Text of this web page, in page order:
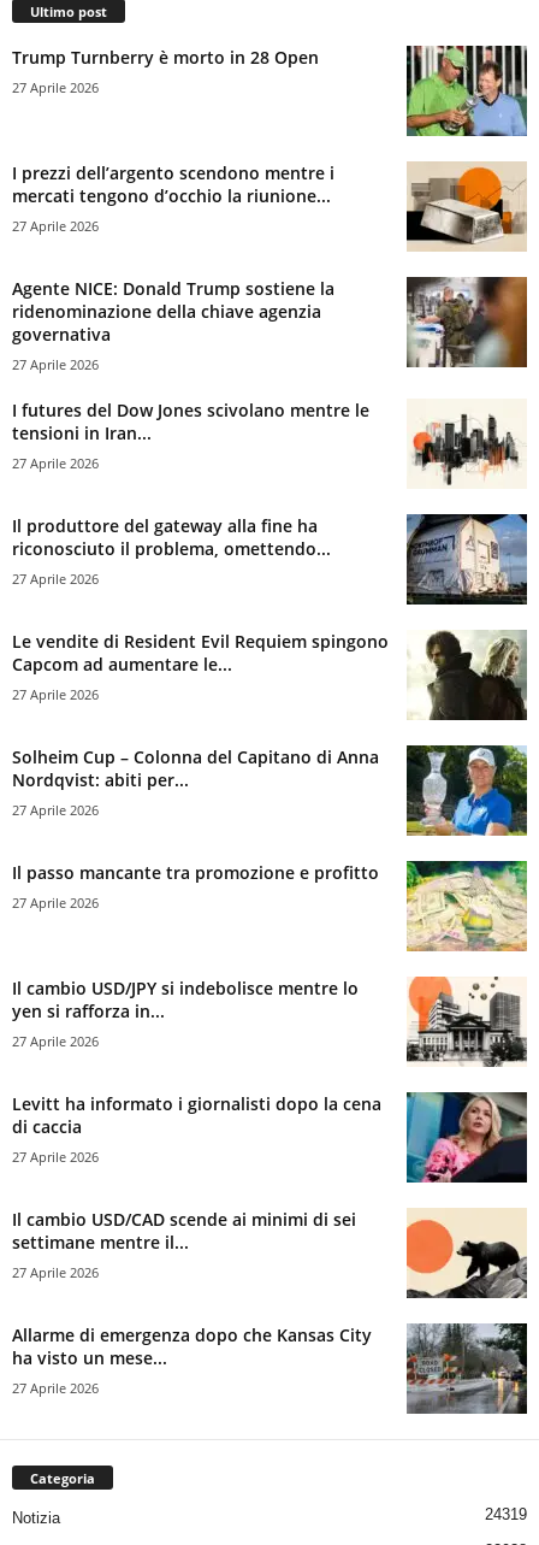
Ultimo post
Trump Turnberry è morto in 28 Open
27 Aprile 2026
I prezzi dell’argento scendono mentre i
mercati tengono d’occhio la riunione...
27 Aprile 2026
Agente NICE: Donald Trump sostiene la
ridenominazione della chiave agenzia
governativa
27 Aprile 2026
I futures del Dow Jones scivolano mentre le
tensioni in Iran...
27 Aprile 2026
Il produttore del gateway alla fine ha
riconosciuto il problema, omettendo...
27 Aprile 2026
Le vendite di Resident Evil Requiem spingono
Capcom ad aumentare le...
27 Aprile 2026
Solheim Cup – Colonna del Capitano di Anna
Nordqvist: abiti per...
27 Aprile 2026
Il passo mancante tra promozione e profitto
27 Aprile 2026
Il cambio USD/JPY si indebolisce mentre lo
yen si rafforza in...
27 Aprile 2026
Levitt ha informato i giornalisti dopo la cena
di caccia
27 Aprile 2026
Il cambio USD/CAD scende ai minimi di sei
settimane mentre il...
27 Aprile 2026
Allarme di emergenza dopo che Kansas City
ha visto un mese...
27 Aprile 2026
Categoria
Notizia 24319